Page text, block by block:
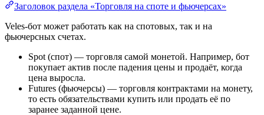
Заголовок раздела «Торговля на споте и фьючерсах»
Veles-бот может работать как на спотовых, так и на
фьючерсных счетах.
Spot (спот) — торговля самой монетой. Например, бот
покупает актив после падения цены и продаёт, когда
цена выросла.
Futures (фьючерсы) — торговля контрактами на монету,
то есть обязательствами купить или продать её по
заранее заданной цене.